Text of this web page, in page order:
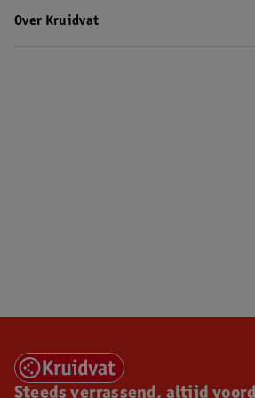
Over Kruidvat
Steeds verrassend, altijd